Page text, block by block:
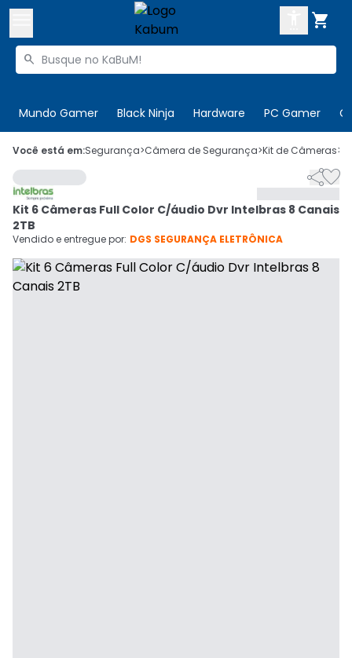

Buscar produtos

Mundo Gamer Black Ninja Hardware PC Gamer
 Olá. Acesse sua conta
 Departamentos
Cupons
Ativar tradutor em libras
CADASTRE-SE
Você está em:Segurança>Câmera de Segurança>Kit de Câmeras>

Kit 6 Câmeras Full Color C/áudio Dvr Intelbras 8 Canais
2TB
Vendido e entregue por: DGS SEGURANÇA ELETRÔNICA